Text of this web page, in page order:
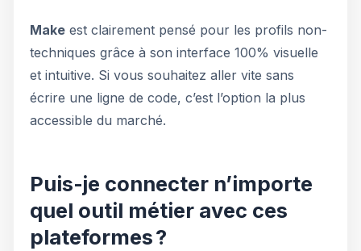
Make est clairement pensé pour les profils non-
techniques grâce à son interface 100% visuelle
et intuitive. Si vous souhaitez aller vite sans
écrire une ligne de code, c’est l’option la plus
accessible du marché.
Puis-je connecter n’importe
quel outil métier avec ces
plateformes ?